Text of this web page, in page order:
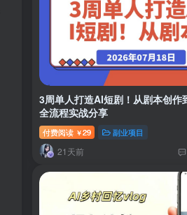
3周单人打造AI短剧！从剧本创作
全流程实战分享
付费阅读 ￥29 副业项目
21天前